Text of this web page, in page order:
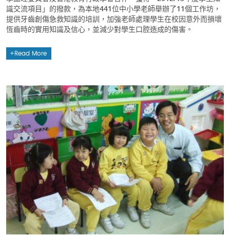
識交流項目」的撥款，為本地441位中小學老師舉辦了11個工作坊，
提供牙齒創傷急救知識的培訓，加強老師處理學生在校因意外而損壞
恆齒時的實用知識及信心，並減少對學生口腔造成的傷害。
Read More